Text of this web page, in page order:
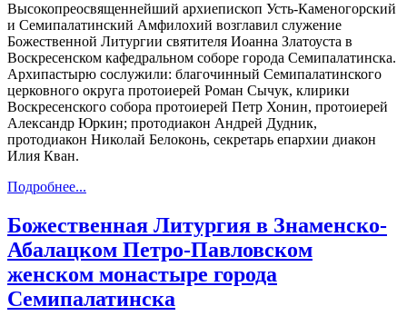
Высокопреосвященнейший архиепископ Усть-Каменогорский
и Семипалатинский Амфилохий возглавил служение
Божественной Литургии святителя Иоанна Златоуста в
Воскресенском кафедральном соборе города Семипалатинска.
Архипастырю сослужили: благочинный Семипалатинского
церковного округа протоиерей Роман Сычук, клирики
Воскресенского собора протоиерей Петр Хонин, протоиерей
Александр Юркин; протодиакон Андрей Дудник,
протодиакон Николай Белоконь, секретарь епархии диакон
Илия Кван.
Подробнее...
Божественная Литургия в Знаменско-
Абалацком Петро-Павловском
женском монастыре города
Семипалатинска